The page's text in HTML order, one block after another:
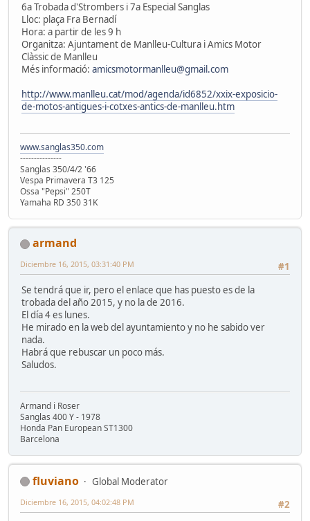
6a Trobada d'Strombers i 7a Especial Sanglas
Lloc: plaça Fra Bernadí
Hora: a partir de les 9 h
Organitza: Ajuntament de Manlleu-Cultura i Amics Motor
Clàssic de Manlleu
Més informació: amicsmotormanlleu@gmail.com
http://www.manlleu.cat/mod/agenda/id6852/xxix-exposicio-
de-motos-antigues-i-cotxes-antics-de-manlleu.htm
www.sanglas350.com
---------------
Sanglas 350/4/2 '66
Vespa Primavera T3 125
Ossa "Pepsi" 250T
Yamaha RD 350 31K
armand
#1
Diciembre 16, 2015, 03:31:40 PM
Se tendrá que ir, pero el enlace que has puesto es de la
trobada del año 2015, y no la de 2016.
El día 4 es lunes.
He mirado en la web del ayuntamiento y no he sabido ver
nada.
Habrá que rebuscar un poco más.
Saludos.
Armand i Roser
Sanglas 400 Y - 1978
Honda Pan European ST1300
Barcelona
fluviano
Global Moderator
#2
Diciembre 16, 2015, 04:02:48 PM